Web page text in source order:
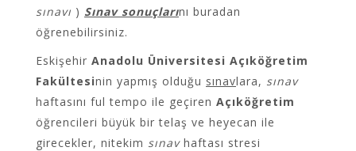
sınavı ) Sınav sonuçlarını buradan
öğrenebilirsiniz.
Eskişehir Anadolu Üniversitesi Açıköğretim
Fakültesinin yapmış olduğu sınavlara, sınav
haftasını ful tempo ile geçiren Açıköğretim
öğrencileri büyük bir telaş ve heyecan ile
girecekler, nitekim sınavhaftası stresi